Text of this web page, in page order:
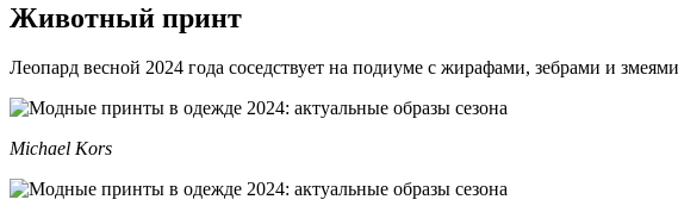
Животный принт
Леопард весной 2024 года соседствует на подиуме с жирафами, зебрами и
Michael Kors